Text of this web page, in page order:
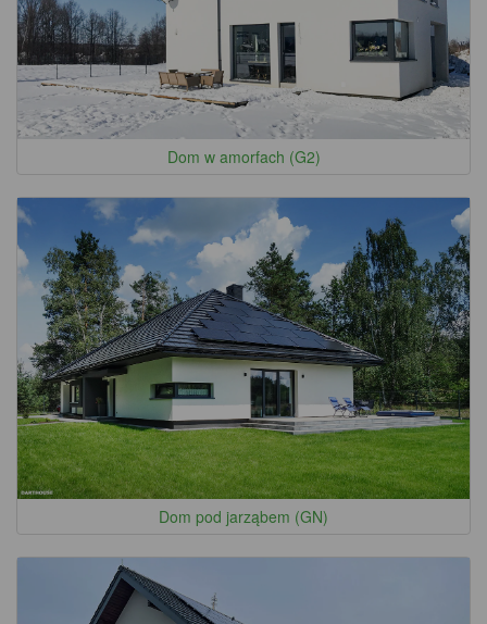
Dom w amorfach (G2)
Dom pod jarząbem (GN)